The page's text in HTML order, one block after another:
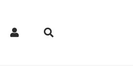
یونوسفر